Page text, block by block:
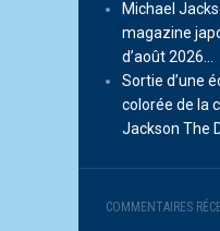
Michael
magazine
d’août 2026…
Sortie d’une
colorée de la
Jackson The
COMMENTAIRES